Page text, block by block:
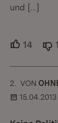
und […]
14
2. VON :
15.04.2013